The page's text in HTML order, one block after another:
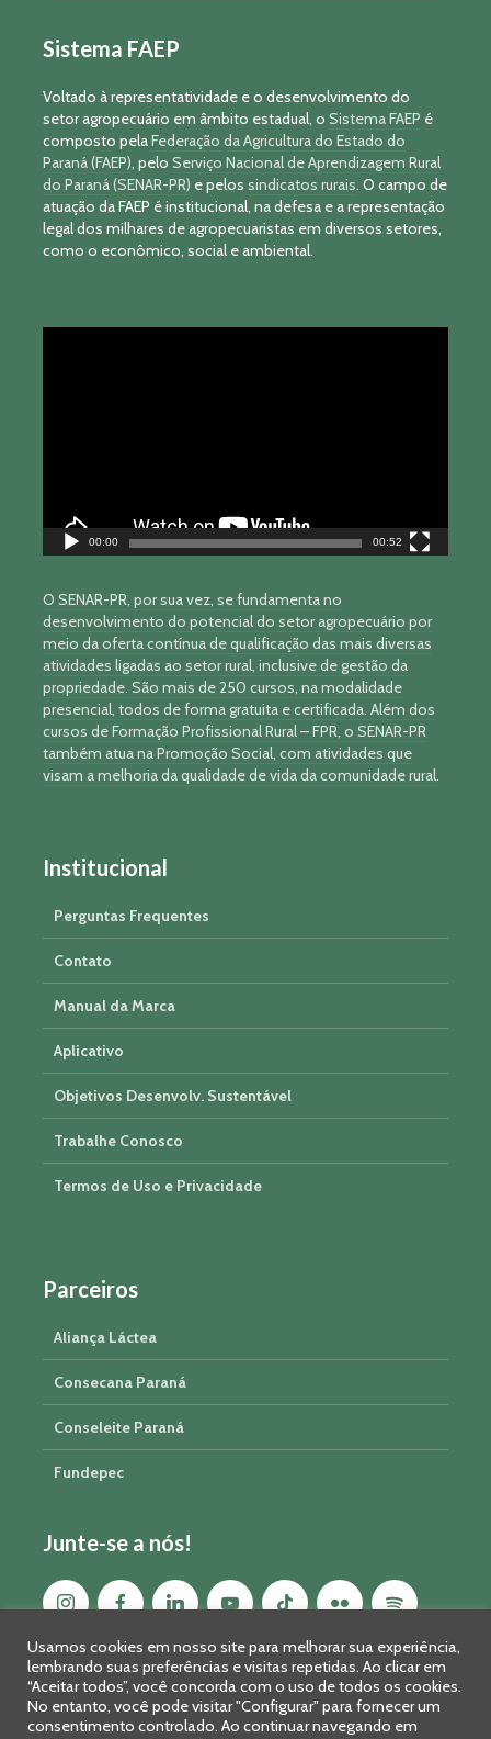
Sistema FAEP
Voltado à representatividade e o desenvolvimento do
setor agropecuário em âmbito estadual, o Sistema FAEP é
composto pelaFederação da Agricultura do Estado do
Paraná (FAEP), pelo Serviço Nacional de Aprendizagem Rural
do Paraná (SENAR-PR) e pelos sindicatos rurais. O campo de
atuação da FAEP é institucional, na defesa e a representação
legal dos milhares de agropecuaristas em diversos setores,
como o econômico, social e ambiental.
00:00 00:52
O SENAR-PR, por sua vez, se fundamenta no
desenvolvimento do potencial do setor agropecuário por
meio da oferta contínua de qualificação das mais diversas
atividades ligadas ao setor rural, inclusive de gestão da
propriedade. São mais de 250 cursos, na modalidade
presencial, todos de forma gratuita e certificada. Além dos
cursos de Formação Profissional Rural – FPR, o SENAR-PR
também atua na Promoção Social, com atividades que
visam a melhoria da qualidade de vida da comunidade rural.
Institucional
Perguntas Frequentes
Contato
Manual da Marca
Aplicativo
Objetivos Desenvolv. Sustentável
Trabalhe Conosco
Termos de Uso e Privacidade
Parceiros
Aliança Láctea
Consecana Paraná
Conseleite Paraná
Fundepec
Junte-se a nós!
Usamos cookies em nosso site para melhorar sua experiência,
lembrando suas preferências e visitas repetidas. Ao clicar em
“Aceitar todos”, você concorda com o uso de todos os cookies.
No entanto, você pode visitar "Configurar" para fornecer um
consentimento controlado. Ao continuar navegando em